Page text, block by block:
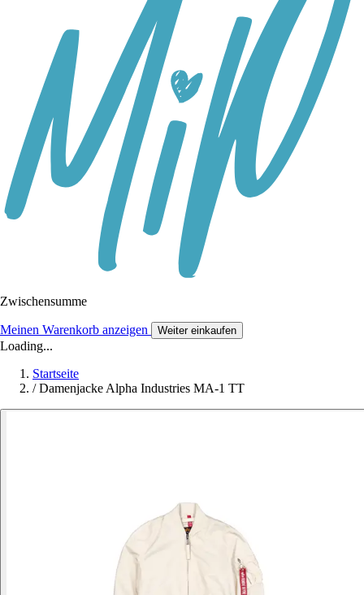
Zwischensumme
Meinen Warenkorb anzeigen Weiter einkaufen
Loading...
Startseite
/ Damenjacke Alpha Industries MA-1 TT